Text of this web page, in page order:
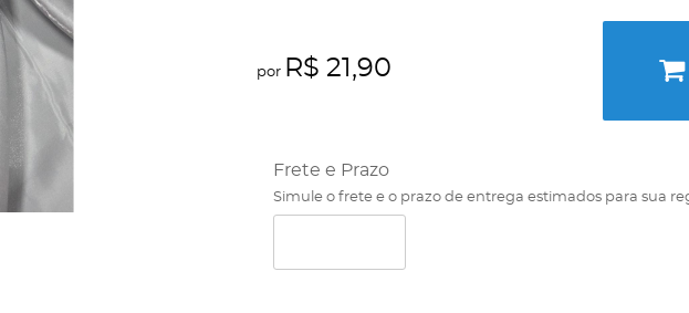
por R$ 21,90
Frete e Prazo
Simule o frete e o prazo de entrega estimados para sua